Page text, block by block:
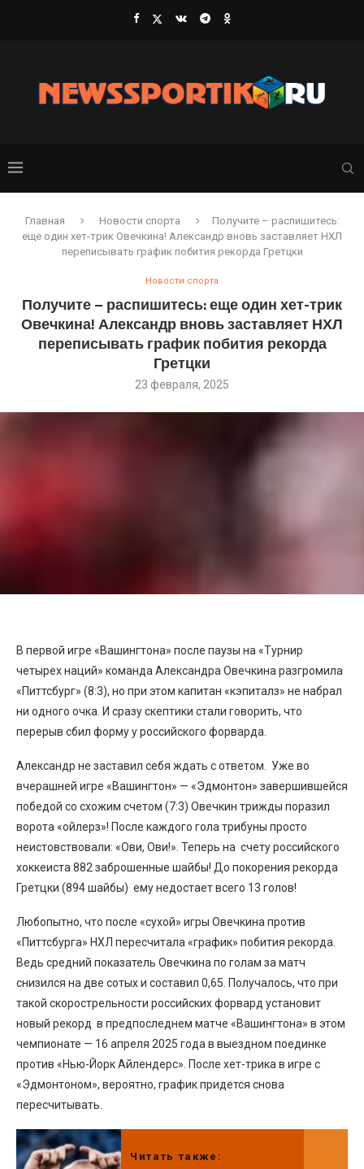
Главная Новости спорта
Получите – распишитесь:
еще один хет-трик Овечкина! Александр вновь заставляет НХЛ
переписывать график побития рекорда Гретцки
Новости спорта
Получите – распишитесь: еще один хет-трик
Овечкина! Александр вновь заставляет НХЛ
переписывать график побития рекорда
Гретцки
23 февраля, 2025
В первой игре «Вашингтона» после паузы на «Турнир
четырех наций» команда Александра Овечкина разгромила
«Питтсбург» (8:3), но при этом капитан «кэпиталз» не набрал
ни одного очка. И сразу скептики стали говорить, что
перерыв сбил форму у российского форварда.
Александр не заставил себя ждать с ответом. Уже во
вчерашней игре «Вашингтон» — «Эдмонтон» завершившейся
победой со схожим счетом (7:3) Овечкин трижды поразил
ворота «ойлерз»! После каждого гола трибуны просто
неистовствовали: «Ови, Ови!». Теперь на счету российского
хоккеиста 882 заброшенные шайбы! До покорения рекорда
Гретцки (894 шайбы) ему недостает всего 13 голов!
Любопытно, что после «сухой» игры Овечкина против
«Питтсбурга» НХЛ пересчитала «график» побития рекорда.
Ведь средний показатель Овечкина по голам за матч
снизился на две сотых и составил 0,65. Получалось, что при
такой скорострельности российских форвард установит
новый рекорд в предпоследнем матче «Вашингтона» в этом
чемпионате — 16 апреля 2025 года в выездном поединке
против «Нью-Йорк Айлендерс». После хет-трика в игре с
«Эдмонтоном», вероятно, график придется снова
пересчитывать.
Читать также: